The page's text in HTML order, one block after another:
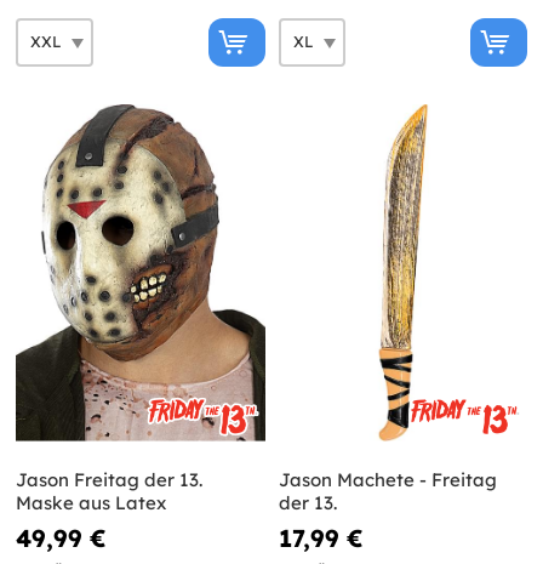
Jason Freitag der 13.
Maske aus Latex
49,99 €
Jason Machete - Freitag
der 13.
17,99 €